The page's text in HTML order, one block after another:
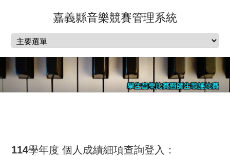
嘉義縣音樂競賽管理系統
114學年度 個人成績細項查詢登入：